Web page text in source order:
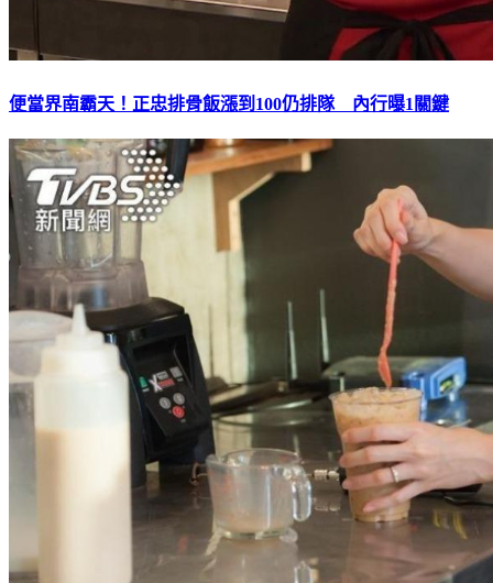
便當界南霸天！正忠排骨飯漲到100仍排隊 內行曝1關鍵